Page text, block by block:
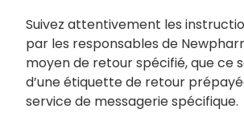
Suivez attentivement les
par les responsables de
moyen de retour spécifié, que ce
d’une étiquette de retour
service de messagerie spécifique.